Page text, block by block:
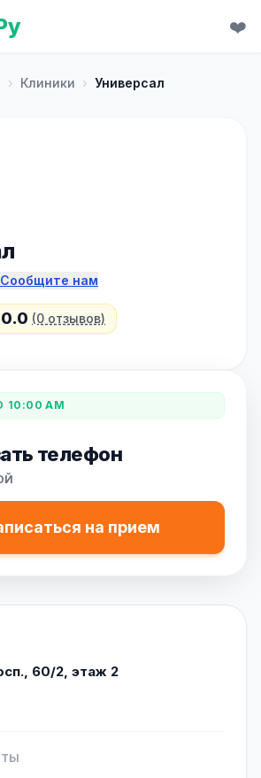
❤️
› Клиники › Универсал
Сообщите нам
0.0 (0 отзывов)
AM
телефон
на прием
60/2, этаж 2